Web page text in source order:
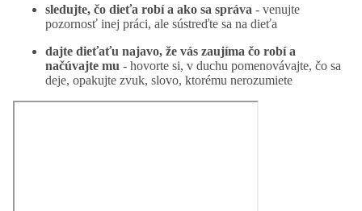
sledujte, čo dieťa robí a ako sa správa - venujte
pozornosť inej práci, ale sústreďte sa na dieťa
dajte dieťaťu najavo, že vás zaujíma čo robí a
načúvajte mu - hovorte si, v duchu pomenovávajte, čo sa
deje, opakujte zvuk, slovo, ktorému nerozumiete